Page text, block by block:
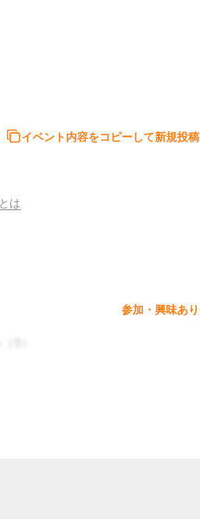
イベント内容をコピーして新規投稿
は
参加・興味あり